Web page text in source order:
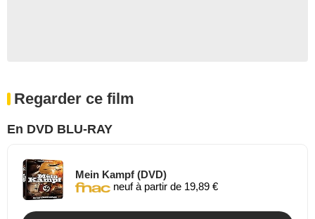
Regarder ce film
En DVD BLU-RAY
Mein Kampf (DVD)
neuf à partir de 19,89 €